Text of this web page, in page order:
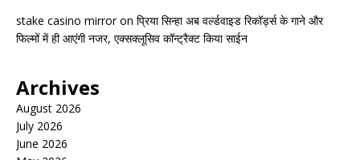
stake casino mirroron प्रिया सिन्हा अब वर्ल्डवाइड रिकॉर्ड्स के गाने और
फिल्मों में ही आएंगी नजर, एक्सक्लूसिव कॉन्ट्रैक्ट किया साईन
Archives
August 2026
July 2026
June 2026